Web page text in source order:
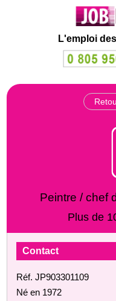
L'emploi
Peintre / chef
Plus de
Contact
Réf. JP903301109
Né en 1972